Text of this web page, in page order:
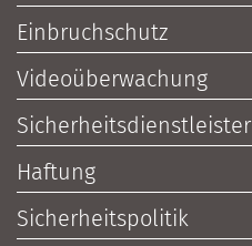
Einbruchschutz
Videoüberwachung
Sicherheitsdienstleister
Haftung
Sicherheitspolitik